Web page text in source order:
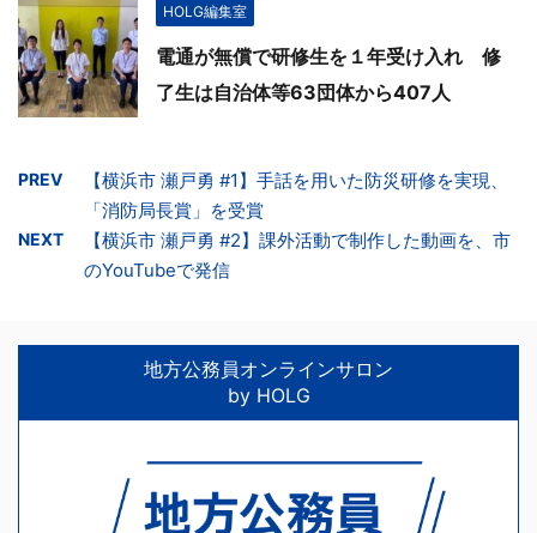
HOLG編集室
電通が無償で研修生を１年受け入れ 修
了生は自治体等63団体から407人
PREV
【横浜市 瀬戸勇 #1】手話を用いた防災研修を実現、
「消防局長賞」を受賞
NEXT
【横浜市 瀬戸勇 #2】課外活動で制作した動画を、市
のYouTubeで発信
地方公務員オンラインサロン
by HOLG